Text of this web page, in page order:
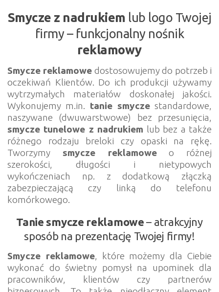
Smycze z nadrukiem lub logo Twojej
firmy – funkcjonalny nośnik
reklamowy
Smycze reklamowe dostosowujemy do potrzeb i
oczekiwań Klientów. Do ich produkcji używamy
wytrzymałych materiałów doskonałej jakości.
Wykonujemy m.in. tanie smyczestandardowe,
naszywane (dwuwarstwowe) bez przesunięcia,
smycze tunelowe z nadrukiem lub bez a także
różnego rodzaju breloki czy opaski na rękę.
Tworzymy smycze reklamoweo różnej
szerokości, długości i nietypowych
wykończeniach np. z dodatkową złączką
zabezpieczającą czy linką do telefonu
komórkowego.
Tanie smycze reklamowe – atrakcyjny
sposób na prezentację Twojej firmy!
Smycze reklamowe, które możemy dla Ciebie
wykonać do świetny pomysł na upominek dla
pracowników, klientów czy partnerów